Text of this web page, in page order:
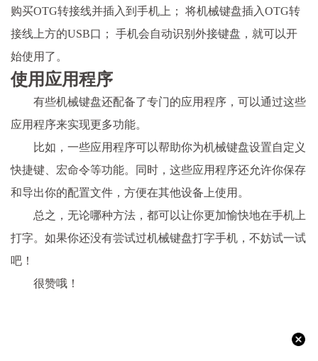
购买OTG转接线并插入到手机上； 将机械键盘插入OTG转
接线上方的USB口； 手机会自动识别外接键盘，就可以开
始使用了。
使用应用程序
有些机械键盘还配备了专门的应用程序，可以通过这些
应用程序来实现更多功能。
比如，一些应用程序可以帮助你为机械键盘设置自定义
快捷键、宏命令等功能。同时，这些应用程序还允许你保存
和导出你的配置文件，方便在其他设备上使用。
总之，无论哪种方法，都可以让你更加愉快地在手机上
打字。如果你还没有尝试过机械键盘打字手机，不妨试一试
吧！
很赞哦！